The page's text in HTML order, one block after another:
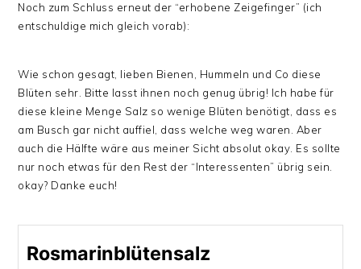
Noch zum Schluss erneut der “erhobene Zeigefinger” (ich
entschuldige mich gleich vorab):
Wie schon gesagt, lieben Bienen, Hummeln und Co diese
Blüten sehr. Bitte lasst ihnen noch genug übrig! Ich habe für
diese kleine Menge Salz so wenige Blüten benötigt, dass es
am Busch gar nicht auffiel, dass welche weg waren. Aber
auch die Hälfte wäre aus meiner Sicht absolut okay. Es sollte
nur noch etwas für den Rest der “Interessenten” übrig sein.
okay? Danke euch!
Rosmarinblütensalz